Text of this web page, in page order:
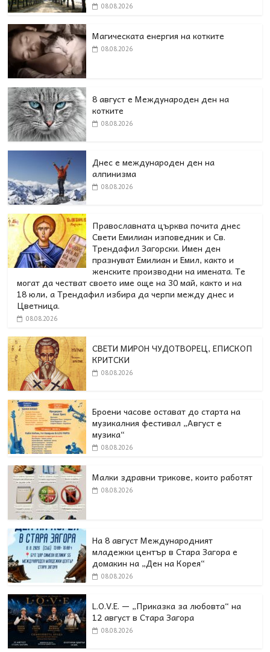
08.08.2026
Магическата енергия на котките
08.08.2026
8 август е Международен ден на
котките
08.08.2026
Днес е международен ден на
алпинизма
08.08.2026
Православната църква почита днес
Свети Емилиан изповедник и Св.
Трендафил Загорски. Имен ден
празнуват Емилиан и Емил, както и
женските производни на имената. Те
могат да честват своето име още на 30 май, както и на
18 юли, а Трендафил избира да черпи между днес и
Цветница.
08.08.2026
СВЕТИ МИРОН ЧУДОТВОРЕЦ, ЕПИСКОП
КРИТСКИ
08.08.2026
Броени часове остават до старта на
музикалния фестивал „Август е
музика“
08.08.2026
Малки здравни трикове, които работят
08.08.2026
На 8 август Международният
младежки център в Стара Загора е
домакин на „Ден на Корея“
08.08.2026
L.O.V.E. — „Приказка за любовта“ на
12 август в Стара Загора
08.08.2026